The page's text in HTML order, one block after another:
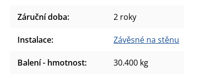
Záruční doba: 2 roky
Instalace: Závěsné na stěnu
Balení - hmotnost: 30.400 kg